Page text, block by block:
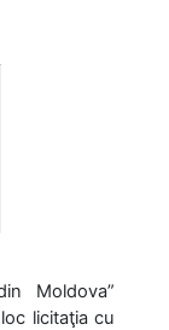
Moldova”
licitaţia cu